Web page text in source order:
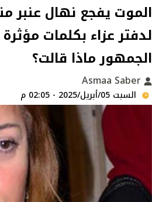
الموت يفجع نهال عنبر
لدفتر عزاء بكلمات
الجمهور ماذا قالت؟
السبت 05/أبريل/2025 - 02:05 م